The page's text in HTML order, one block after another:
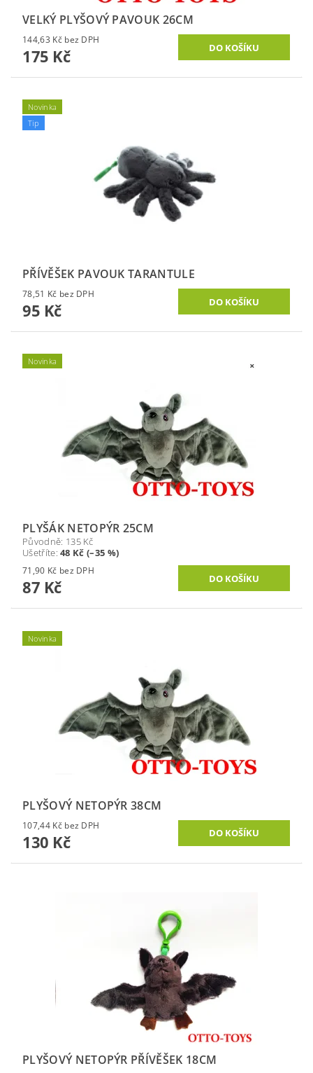
VELKÝ PLYŠOVÝ PAVOUK 26CM
144,63 Kč bez DPH
175 Kč
Novinka
Tip
PŘÍVĚŠEK PAVOUK TARANTULE
78,51 Kč bez DPH
95 Kč
Novinka
PLYŠÁK NETOPÝR 25CM
Původně: 135 Kč
Ušetříte:48 Kč (–35 %)
71,90 Kč bez DPH
87 Kč
Novinka
PLYŠOVÝ NETOPÝR 38CM
107,44 Kč bez DPH
130 Kč
PLYŠOVÝ NETOPÝR PŘÍVĚŠEK 18CM